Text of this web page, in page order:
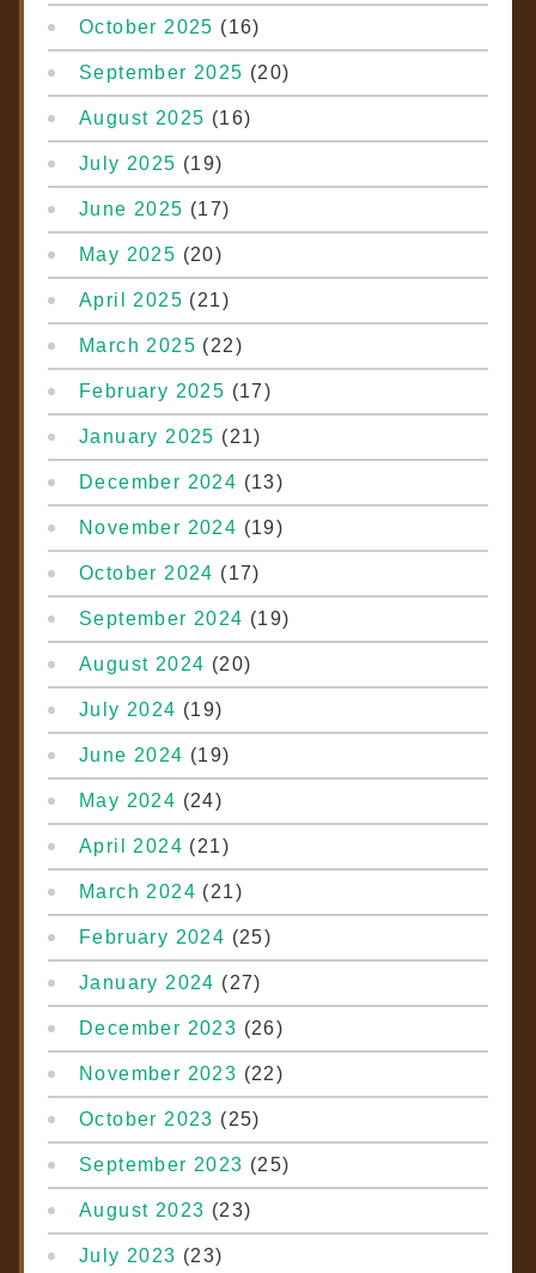
October 2025 (16)
September 2025 (20)
August 2025 (16)
July 2025 (19)
June 2025 (17)
May 2025 (20)
April 2025 (21)
March 2025 (22)
February 2025 (17)
January 2025 (21)
December 2024 (13)
November 2024 (19)
October 2024 (17)
September 2024 (19)
August 2024 (20)
July 2024 (19)
June 2024 (19)
May 2024 (24)
April 2024 (21)
March 2024 (21)
February 2024 (25)
January 2024 (27)
December 2023 (26)
November 2023 (22)
October 2023 (25)
September 2023 (25)
August 2023 (23)
July 2023 (23)